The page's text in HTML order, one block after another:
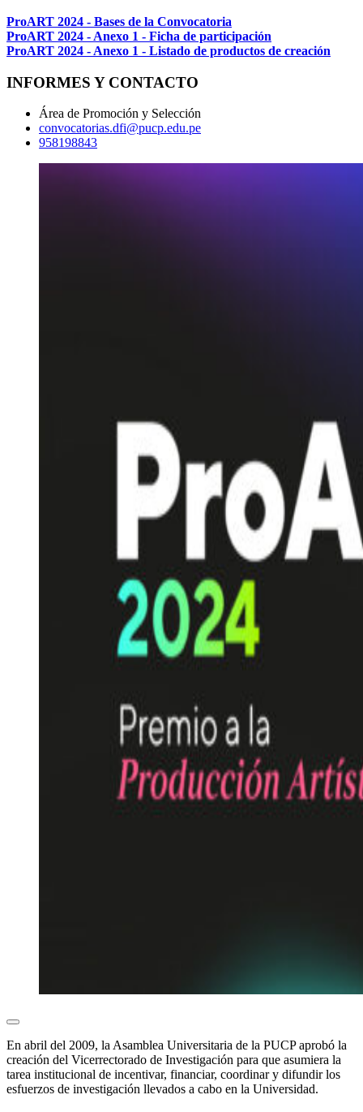
ProART 2024 - Bases de la Convocatoria
ProART 2024 - Anexo 1 - Ficha de participación
ProART 2024 - Anexo 1 - Listado de productos de creación
INFORMES Y CONTACTO
Área de Promoción y Selección
convocatorias.dfi@pucp.edu.pe
958198843
En abril del 2009, la Asamblea Universitaria de la PUCP aprobó la
creación del Vicerrectorado de Investigación para que asumiera la
tarea institucional de incentivar, financiar, coordinar y difundir los
esfuerzos de investigación llevados a cabo en la Universidad.